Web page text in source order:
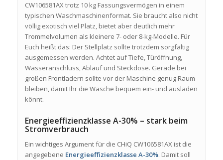
CW106581AX trotz 10 kg Fassungsvermögen in einem
typischen Waschmaschinenformat. Sie braucht also nicht
völlig exotisch viel Platz, bietet aber deutlich mehr
Trommelvolumen als kleinere 7- oder 8-kg-Modelle. Für
Euch heißt das: Der Stellplatz sollte trotzdem sorgfältig
ausgemessen werden. Achtet auf Tiefe, Türöffnung,
Wasseranschluss, Ablauf und Steckdose. Gerade bei
großen Frontladern sollte vor der Maschine genug Raum
bleiben, damit Ihr die Wäsche bequem ein- und ausladen
könnt.
Energieeffizienzklasse A-30% – stark beim
Stromverbrauch
Ein wichtiges Argument für die CHiQ CW106581AX ist die
angegebene Energieeffizienzklasse A-30%. Damit soll